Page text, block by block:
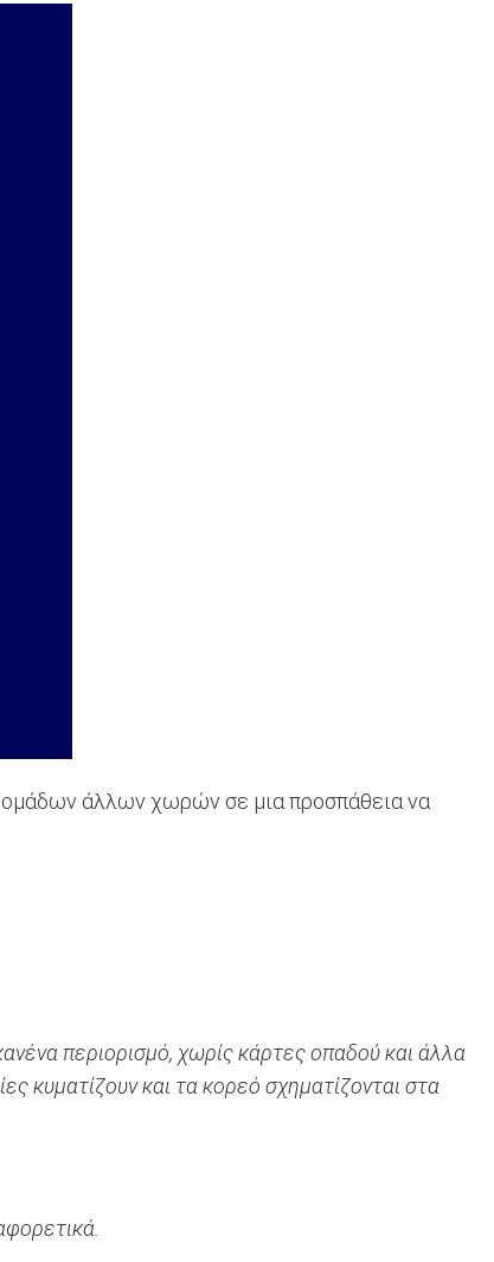
άλλων χωρών σε μια προσπάθεια να
περιορισμό, χωρίς κάρτες οπαδού και άλλα
κυματίζουν και τα κορεό σχηματίζονται στα